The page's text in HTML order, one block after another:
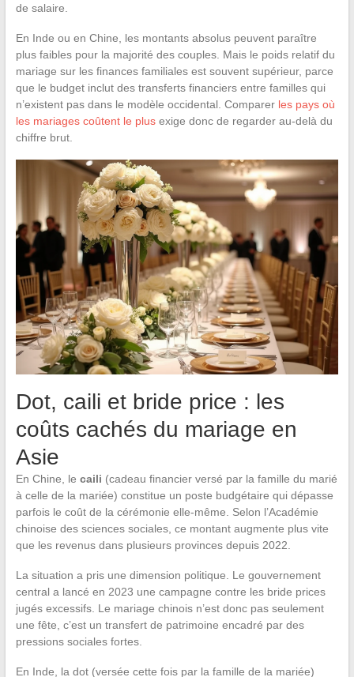
de salaire.
En Inde ou en Chine, les montants absolus peuvent paraître
plus faibles pour la majorité des couples. Mais le poids relatif du
mariage sur les finances familiales est souvent supérieur, parce
que le budget inclut des transferts financiers entre familles qui
n’existent pas dans le modèle occidental. Comparer les pays où
les mariages coûtent le plusexige donc de regarder au-delà du
chiffre brut.
Dot, caili et bride price : les
coûts cachés du mariage en
Asie
En Chine, le caili (cadeau financier versé par la famille du marié
à celle de la mariée) constitue un poste budgétaire qui dépasse
parfois le coût de la cérémonie elle-même. Selon l’Académie
chinoise des sciences sociales, ce montant augmente plus vite
que les revenus dans plusieurs provinces depuis 2022.
La situation a pris une dimension politique. Le gouvernement
central a lancé en 2023 une campagne contre les bride prices
jugés excessifs. Le mariage chinois n’est donc pas seulement
une fête, c’est un transfert de patrimoine encadré par des
pressions sociales fortes.
En Inde, la dot (versée cette fois par la famille de la mariée)